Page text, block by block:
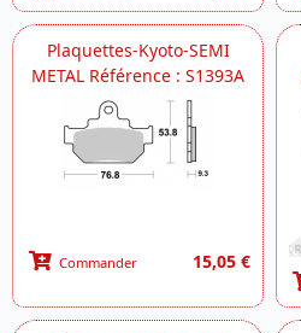
Plaquettes-Kyoto-SEMI
METAL Référence : S1393A
Commander 15,05 €